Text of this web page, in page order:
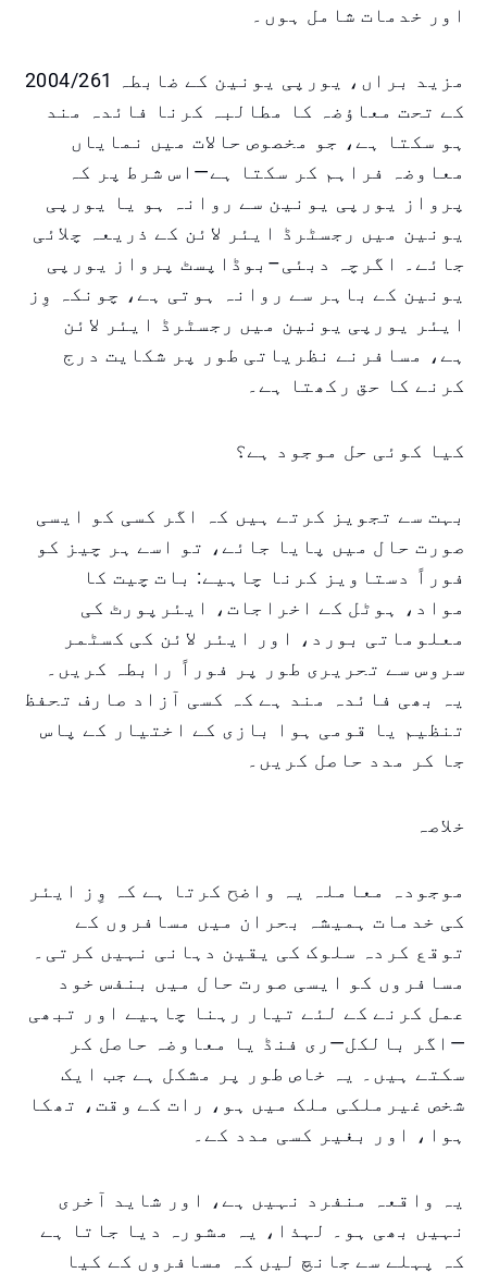
اور خدمات شامل ہوں۔
مزید براں، یورپی یونین کے ضابطہ 2004/261
کے تحت معاؤضہ کا مطالبہ کرنا فائدہ مند
ہو سکتا ہے، جو مخصوص حالات میں نمایاں
معاوضہ فراہم کر سکتا ہے—اس شرط پر کہ
پرواز یورپی یونین سے روانہ ہو یا یورپی
یونین میں رجسٹرڈ ایئر لائن کے ذریعہ چلائی
جائے۔ اگرچہ دبئی–بوڈاپسٹ پرواز یورپی
یونین کے باہر سے روانہ ہوتی ہے، چونکہ وِز
ایئر یورپی یونین میں رجسٹرڈ ایئر لائن
ہے، مسافرنے نظریاتی طور پر شکایت درج
کرنے کا حق رکھتا ہے۔
کیا کوئی حل موجود ہے؟
بہت سے تجویز کرتے ہیں کہ اگر کسی کو ایسی
صورت حال میں پایا جائے، تو اسے ہر چیز کو
فوراً دستاویز کرنا چاہیے: بات چیت کا
مواد، ہوٹل کے اخراجات، ایئرپورٹ کی
معلوماتی بورد، اور ایئر لائن کی کسٹمر
سروس سے تحریری طور پر فوراً رابطہ کریں۔
یہ بھی فائدہ مند ہے کہ کسی آزاد صارف تحفظ
تنظیم یا قومی ہوا بازی کے اختیار کے پاس
جا کر مدد حاصل کریں۔
خلاصہ
موجودہ معاملہ یہ واضح کرتا ہے کہ وِز ایئر
کی خدمات ہمیشہ بحران میں مسافروں کے
توقع کردہ سلوک کی یقین دہانی نہیں کرتی۔
مسافروں کو ایسی صورت حال میں بنفس خود
عمل کرنے کے لئے تیار رہنا چاہیے اور تبھی
—اگر بالکل—ری فنڈ یا معاوضہ حاصل کر
سکتے ہیں۔ یہ خاص طور پر مشکل ہے جب ایک
شخص غیرملکی ملک میں ہو، رات کے وقت، تھکا
ہوا، اور بغیر کسی مدد کے۔
یہ واقعہ منفرد نہیں ہے، اور شاید آخری
نہیں بھی ہو۔ لہذا، یہ مشورہ دیا جاتا ہے
کہ پہلے سے جانچ لیں کہ مسافروں کے کیا